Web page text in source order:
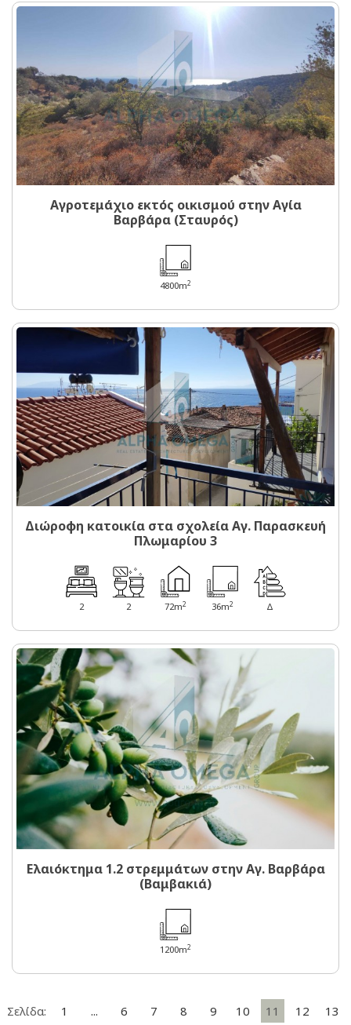
Αγροτεμάχιο εκτός οικισμού στην Αγία
Βαρβάρα (Σταυρός)
4800m2
Διώροφη κατοικία στα σχολεία Αγ. Παρασκευή
Πλωμαρίου 3
2 2 72m2 36m2 Δ
Ελαιόκτημα 1.2 στρεμμάτων στην Αγ. Βαρβάρα
(Βαμβακιά)
1200m2
Σελίδα: 1 ... 6 7 8 9 10 11 12
13